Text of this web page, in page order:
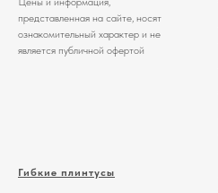
представленная на сайте, носят
ознакомительный характер и не
является публичной офертой
Гибкие плинтусы